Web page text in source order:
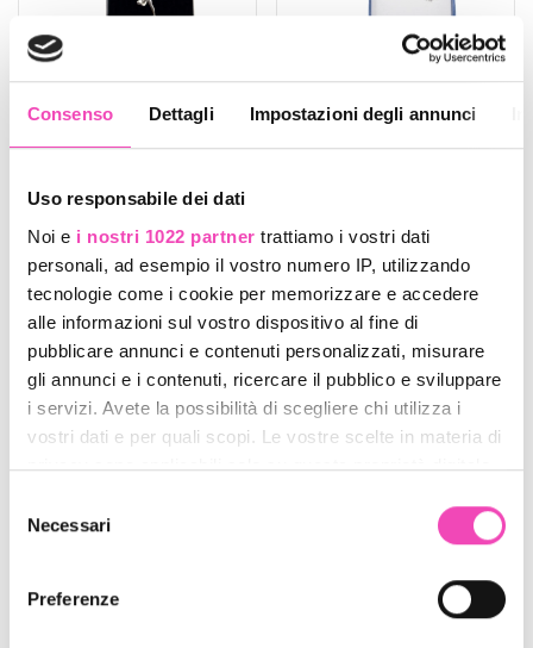
Consenso Dettagli Impostazioni degli annunci
Uso responsabile dei dati
Noi e i nostri 1022 partner trattiamo i vostri dati
personali, ad esempio il vostro numero IP, utilizzando
tecnologie come i cookie per memorizzare e accedere
alle informazioni sul vostro dispositivo al fine di
pubblicare annunci e contenuti personalizzati, misurare
gli annunci e i contenuti, ricercare il pubblico e sviluppare
i servizi. Avete la possibilità di scegliere chi utilizza i
vostri dati e per quali scopi. Le vostre scelte in materia di
privacy sono applicabili solo su questa proprietà digitale
modificare o revocare il proprio consenso in qualsiasi
momento dalla Dichiarazione sui cookie o facendo clic
delNecessari
Preferenze
Codice : coll1
€ 35,00 € 25,00
Collana con ciondolo
Collana con ciondolo